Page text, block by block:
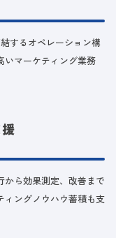
するオペレーション構
いマーケティング業務
から効果測定、改善まで
ィングノウハウ蓄積も支